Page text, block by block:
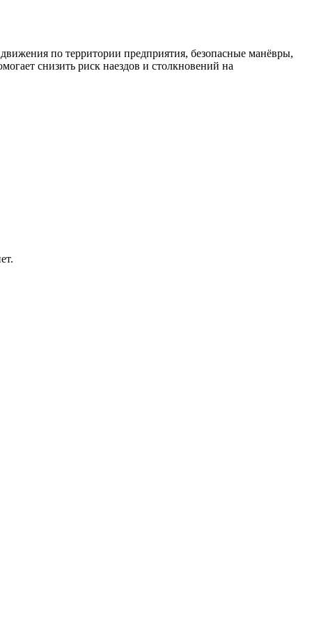
по территории предприятия, безопасные манёвры,
снизить риск наездов и столкновений на